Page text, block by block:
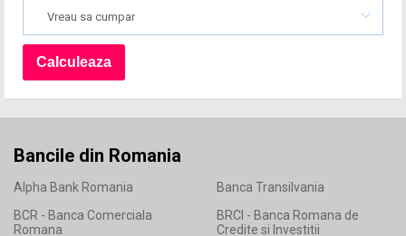
Vreau sa cumpar
Bancile din Romania
Alpha Bank Romania
Banca Transilvania
BCR - Banca Comerciala
Romana
BRCI - Banca Romana de
Credite si Investitii